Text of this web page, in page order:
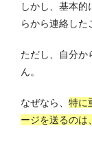
しかし、基本
らから連絡した
ただし、自分か
ん。
なぜなら、 特に
ージを送るのは